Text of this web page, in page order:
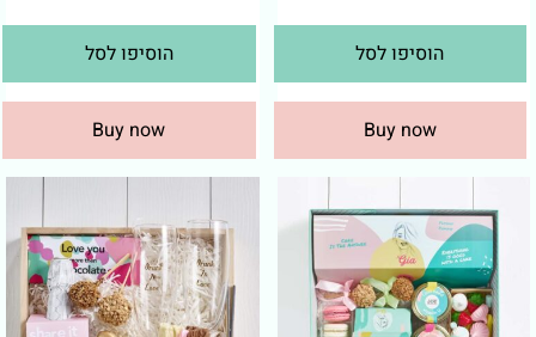
הוסיפו לסל
Buy now
הוסיפו לסל
Buy now